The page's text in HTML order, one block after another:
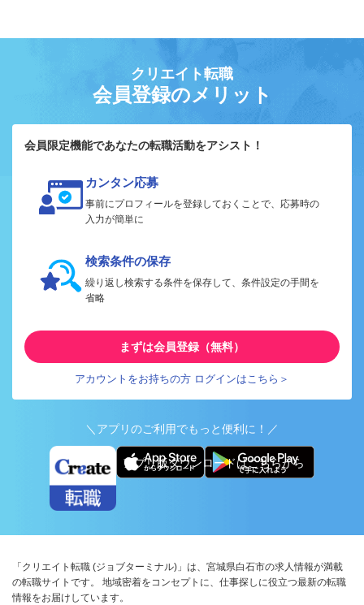
クリエイト転職
会員登録のメリット
会員限定機能であなたの転職活動をアシスト！
カンタン応募
事前にプロフィールを登録しておくことで、応募時の
入力が簡単に
検索条件の保存
繰り返し検索する条件を保存して、条件設定の手間を
省略
まずは会員登録（無料）
アカウントをお持ちの方 ログインはこちら＞
＼アプリのご利用でもっと便利に！／
アプリ版ダウンロードはこちらから
「クリエイト転職 (ジョブターミナル)」は、宮城県白石市の求人情報が満載
の転職サイトです。 地域密着をコンセプトに、仕事探しに役立つ最新の転職
情報をお届けしています。